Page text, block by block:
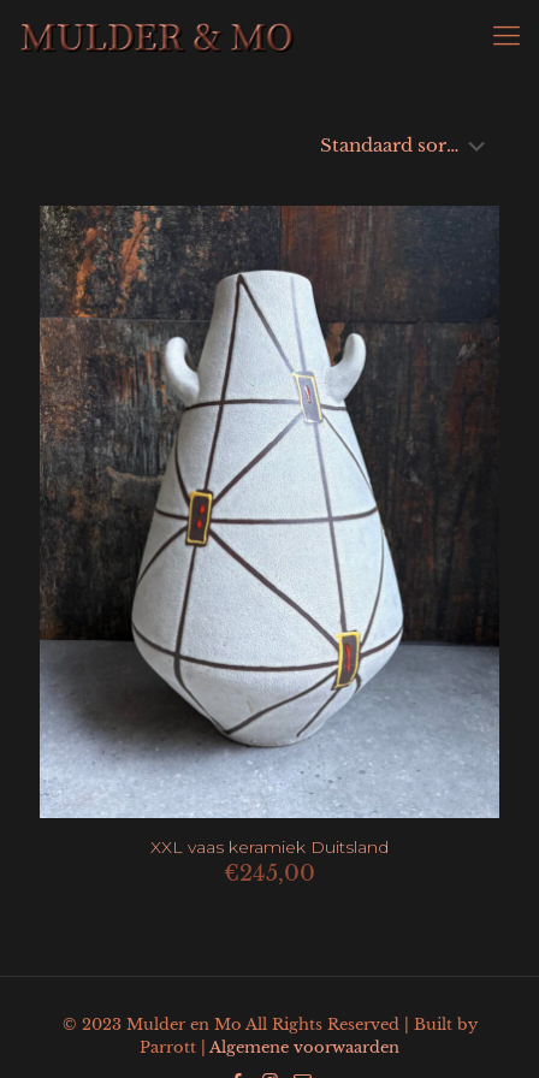
XXL vaas keramiek Duitsland
€245,00
© 2023 Mulder en Mo All Rights Reserved | Built by
Parrott | Algemene voorwaarden